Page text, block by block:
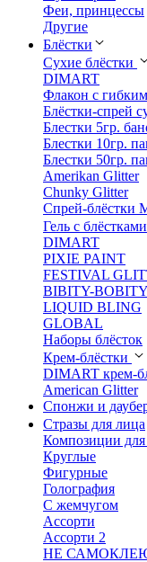
Феи, принцессы
Другие
Блёстки
Сухие блёстки
DIMART
Флакон с
Блёстки-спрей
Блестки 5гр.
Блестки 10гр.
Блестки 50гр.
Amerikan Glitter
Chunky Glitter
Спрей-блёстки
Гель с блёстками
DIMART
PIXIE PAINT
FESTIVAL
BIBITY-BOBITY
LIQUID BLING
GLOBAL
Наборы блёсток
Крем-блёстки
DIMART крем-
American Glitter
Спонжи и
Стразы для лица
Композиции для
Круглые
Фигурные
Голография
С жемчугом
Ассорти
Ассорти 2
НЕ